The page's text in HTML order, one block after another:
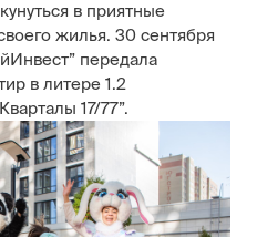
в приятные
жилья. 30 сентября
передала
в литере 1.2
17/77”.